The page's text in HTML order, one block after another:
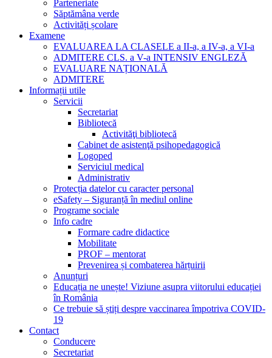
Parteneriate
Săptămâna verde
Activități școlare
Examene
EVALUAREA LA CLASELE a II-a, a IV-a, a VI-a
ADMITERE CLS. a V-a INTENSIV ENGLEZĂ
EVALUARE NAȚIONALĂ
ADMITERE
Informații utile
Servicii
Secretariat
Bibliotecă
Activităţi bibliotecă
Cabinet de asistenţă psihopedagogică
Logoped
Serviciul medical
Administrativ
Protecția datelor cu caracter personal
eSafety – Siguranță în mediul online
Programe sociale
Info cadre
Formare cadre didactice
Mobilitate
PROF – mentorat
Prevenirea și combaterea hărțuirii
Anunțuri
Educația ne unește! Viziune asupra viitorului educației
în România
Ce trebuie să știți despre vaccinarea împotriva COVID-
19
Contact
Conducere
Secretariat